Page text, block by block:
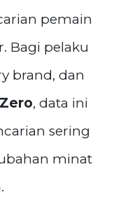
pemain
Bagi pelaku
brand, dan
, data ini
sering
minat